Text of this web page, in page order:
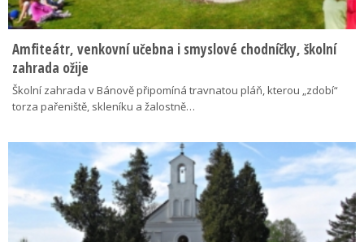
Amfiteátr, venkovní učebna i smyslové chodníčky, školní
zahrada ožije
Školní zahrada v Bánově připomíná travnatou pláň, kterou „zdobí“
torza pařeniště, skleníku a žalostně…